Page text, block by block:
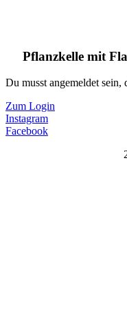
Pflanzkelle mit
Du musst angemeldet
Zum Login
Instagram
Facebook